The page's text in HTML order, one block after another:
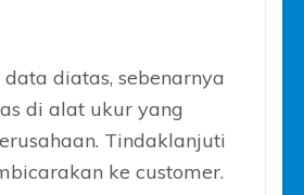
diatas, sebenarnya
di alat ukur yang
Tindaklanjuti
ke customer.